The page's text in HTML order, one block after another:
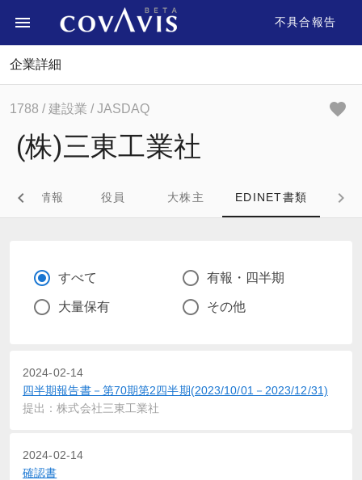
不具合報告
企業詳細
1788 / 建設業 / JASDAQ
(株)三東工業社
企業情報 役員 大株主 EDINET書類
すべて 有報・四半期
大量保有 その他
2024-02-14
四半期報告書－第70期第2四半期(2023/10/01－2023/12/31)
提出：株式会社三東工業社
2024-02-14
確認書